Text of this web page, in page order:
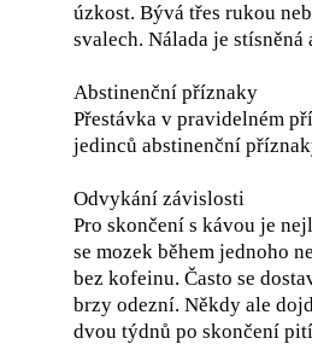
úzkost. Bývá třes rukou
svalech. Nálada je
Abstinenční příznaky
Přestávka v pravidelném
jedinců abstinenční
Odvykání závislosti
Pro skončení s kávou je
se mozek během jednoho
bez kofeinu. Často se
brzy odezní. Někdy ale
dvou týdnů po skončení